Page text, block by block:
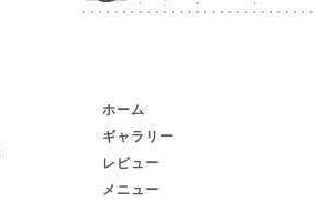
ホーム
ギャラリー
レビュー
メニュー